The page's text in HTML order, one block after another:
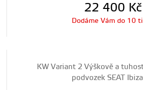
22 400 Kč
Dodáme Vám do 10
KW Variant 2 Výškově a
podvozek SEAT